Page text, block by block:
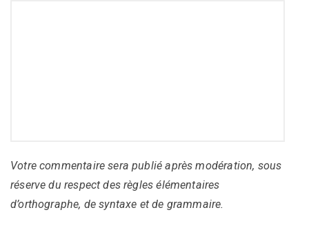
Votre commentaire sera publié après modération, sous
réserve du respect des règles élémentaires
d’orthographe, de syntaxe et de grammaire.